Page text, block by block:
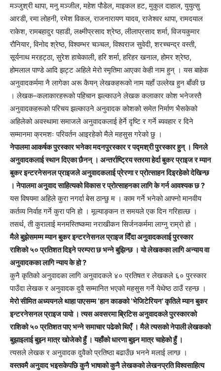
मञ्जुश्री थापा, मनु मञ्जील, महेश पौडेल, माइकल हट, मुकुल दाहाल, युयुत्सु
आरडी, रमा लोहनी, रमेश विकल, राजनारायण यादव, राजेश्वर थापा, रामदयाल
राकेश, रामबहादुर पहाडी, लक्ष्मीप्रसाद श्रेष्ठ, लीलाप्रसाद शर्मा, विजयकुमार
रौनियार, विनोद श्रेष्ठ, विश्वम्भर चञ्चल, विश्वराज सुवेदी, शरच्चन्द्र वस्ती,
सूर्यनाथ मरहट्ठा, सुरेश हाचेकाली, हरि शर्मा, हरिहर खनाल, होमर श्रेष्ठ,
होमलाल पाण्डे आदि झट्ट अहिले मेरो स्मृतिमा आएका केही नाम हुन् । यस बाहेक
अनुवादकर्ममा नै लागेका अरू कैयन् लेखकहरूको नाम यहाँ उल्लेख हुन बाँकी छ
। लेखक–कलाकारहरूको पहिचान झल्काउने लेखक कलाकार कोश भनेजस्तै
अनुवादकहरूको परिचय झल्काउने अनुवादक कोशको समेत निर्माण भैसकेको
अहिलेको अवस्थामा समाजले अनुवादकलाई हेर्ने दृष्टि र गर्ने ब्यवहार र दिने
सम्मानमा क्रमशः परिवर्तन आइरहेको मैले महसुस गरेको छु ।
नेपालमा आकर्षक पुरस्कार भनेका मदनपुरस्कार र पद्मश्री पुरस्कार हुन् । यिनले
अनुवादकलाई स्थान दिएका छैनन् । अन्तर्राष्ट्रिय स्तरमा हेर्दा बुकर प्राइज र म्यान
बुकर इन्टरनेसनल प्राइजले अनुवादकलाई प्रेरणा र प्रोत्साहन दिइरहेको देखिन्छ
। नेपालमा अनुवाद साहित्यको विकास र प्रोत्साहनका लागि के गर्न आवश्यक छ ?
यस विषयमा अहिले कुरा नगर्दा बेस ठान्छु म । काम गर्ने भनेको आफ्नो मानवीय
कर्तव्य निर्वाह गर्ने कुरा पनि हो । मूल्याङ्कन त समयले एक दिन गरिहाल्छ ।
तसर्थ, ती कुरालाई मनमस्तिष्कमा नराखीकन सिर्जनकर्ममा लाग्नु राम्रो हो ।
मैले बुझेसमम्म म्यान बुकर इन्टरनेसनल प्राइज दिँदा अनुवादकलाई पुरस्कार
राशिको ५० प्रतिशत दिइने परम्परा छ भन्ने बुझिन्छ । यो लेखकका लागि अन्याय वा
अनुवादकका लागि न्याय के हो ?
कुनै कृतिको अनुवादका लागि अनुवादकले ४० प्रतिषत र लेखकले ६० पुरस्कार
पाउँदा लेखक र अनुवादक दुवै सम्मानित भएको महसुस गर्ने येथेष्ठ ठाउँ रहन्छ ।
मेरो सीमित अध्ययनले थाहा पाएसम्म ‘हान काङको ‘भेजिटेरियन’ कृतिले म्यान बुकर
इन्टरनेसनल प्राइज पायो । त्यस अवसरमा ब्रिटिस अनुवादकले पुरस्कारको
राशिको ५० प्रतिशत पाए भन्ने समाचार पढेको थिएँ । मैले त्यसको नेपाली लेखकको
बुझाइलाई बुझ्न मात्र खोजेको हुँ । यहाँको धारणा बुझ्न मात्र चाहेको हुँ ।
त्यसले लेखक र अनुवादक दुवैको प्रतिष्ठा बढाउँछ भनने मलाई लाग्छ ।
वस्तवमै अनुवाद भइसकेपछि कुनै भाषाको कुनै लेखकको लेखनप्रति विश्वसाहित्य